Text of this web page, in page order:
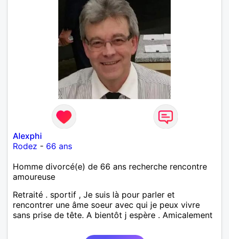
Alexphi
Rodez - 66 ans
Homme divorcé(e) de 66 ans recherche rencontre
amoureuse
Retraité . sportif , Je suis là pour parler et
rencontrer une âme soeur avec qui je peux vivre
sans prise de tête. A bientôt j espère . Amicalement